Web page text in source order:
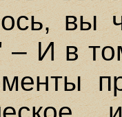
вы
– И в